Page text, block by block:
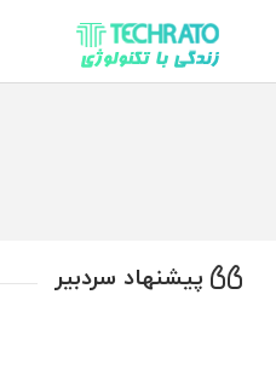
تکراتو – زندگی با تکنولوژی
پیشنهاد سردبیر